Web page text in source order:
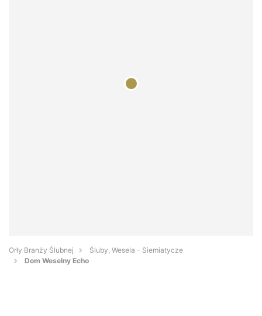
Orły Branży Ślubnej
Śluby, Wesela - Siemiatycze
Dom Weselny Echo